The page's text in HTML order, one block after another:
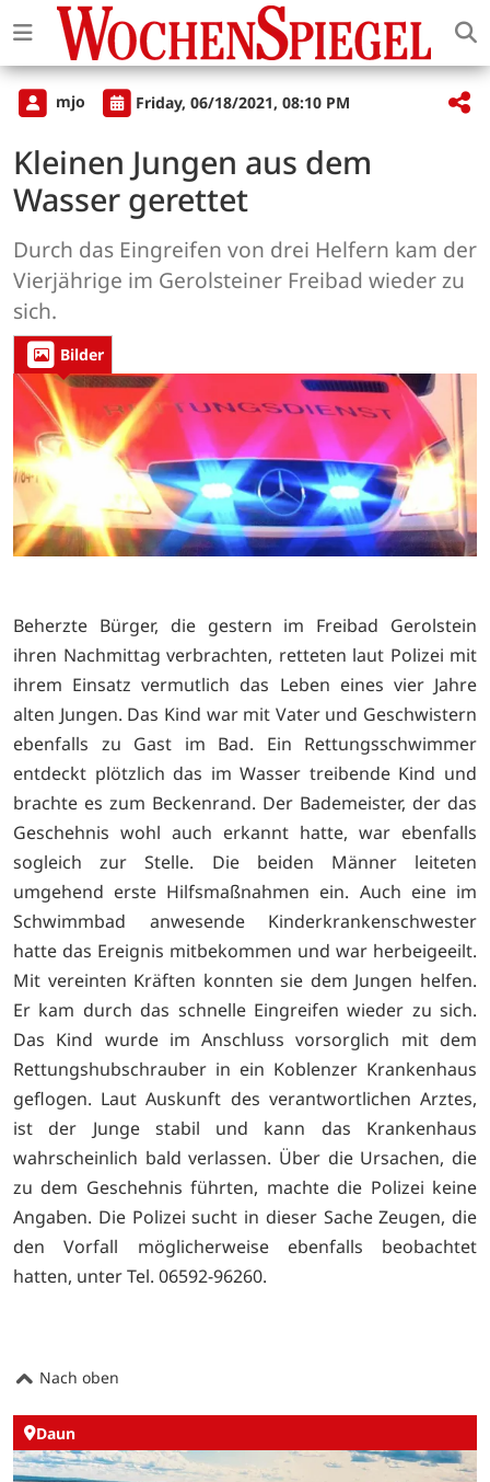
mjo Friday, 06/18/2021, 08:10 PM
Kleinen Jungen aus dem
Wasser gerettet
Durch das Eingreifen von drei Helfern kam der
Vierjährige im Gerolsteiner Freibad wieder zu
sich.
Bilder
Beherzte Bürger, die gestern im Freibad Gerolstein
ihren Nachmittag verbrachten, retteten laut Polizei mit
ihrem Einsatz vermutlich das Leben eines vier Jahre
alten Jungen. Das Kind war mit Vater und Geschwistern
ebenfalls zu Gast im Bad. Ein Rettungsschwimmer
entdeckt plötzlich das im Wasser treibende Kind und
brachte es zum Beckenrand. Der Bademeister, der das
Geschehnis wohl auch erkannt hatte, war ebenfalls
sogleich zur Stelle. Die beiden Männer leiteten
umgehend erste Hilfsmaßnahmen ein. Auch eine im
Schwimmbad anwesende Kinderkrankenschwester
hatte das Ereignis mitbekommen und war herbeigeeilt.
Mit vereinten Kräften konnten sie dem Jungen helfen.
Er kam durch das schnelle Eingreifen wieder zu sich.
Das Kind wurde im Anschluss vorsorglich mit dem
Rettungshubschrauber in ein Koblenzer Krankenhaus
geflogen. Laut Auskunft des verantwortlichen Arztes,
ist der Junge stabil und kann das Krankenhaus
wahrscheinlich bald verlassen. Über die Ursachen, die
zu dem Geschehnis führten, machte die Polizei keine
Angaben. Die Polizei sucht in dieser Sache Zeugen, die
den Vorfall möglicherweise ebenfalls beobachtet
hatten, unter Tel. 06592-96260.
Nach oben
Daun